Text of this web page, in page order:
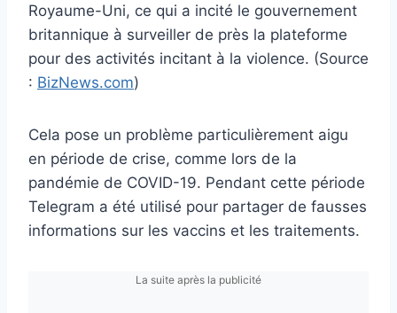
Royaume-Uni, ce qui a incité le gouvernement
britannique à surveiller de près la plateforme
pour des activités incitant à la violence​. (Source
: BizNews.com)
Cela pose un problème particulièrement aigu
en période de crise, comme lors de la
pandémie de COVID-19. Pendant cette période
Telegram a été utilisé pour partager de fausses
informations sur les vaccins et les traitements.
La suite après la publicité